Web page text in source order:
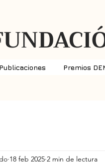
Publicaciones Premios
18 feb 2025 2 min de lectura